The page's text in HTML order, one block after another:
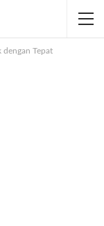
dengan Tepat